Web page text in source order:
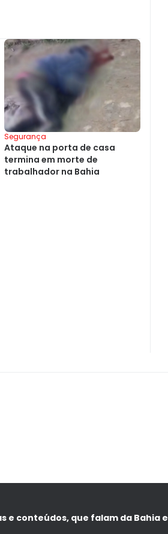
Segurança
Ataque na porta de casa
termina em morte de
trabalhador na Bahia
e conteúdos, que falam da Bahia e